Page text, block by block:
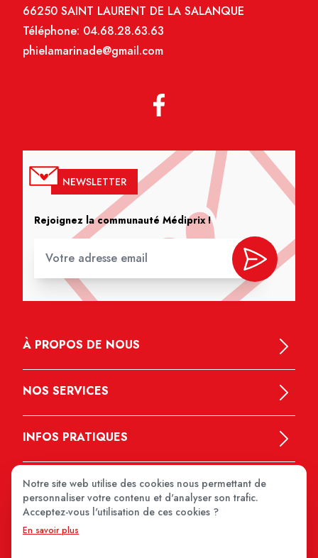
66250 SAINT LAURENT DE LA SALANQUE
Téléphone: 04.68.28.63.63
phielamarinade@gmail.com
NEWSLETTER
Rejoignez la communauté Médiprix !
À PROPOS DE NOUS
NOS SERVICES
INFOS PRATIQUES
Notre site web utilise des cookies nous permettant de
personnaliser votre contenu et d'analyser son trafic.
Acceptez-vous l'utilisation de ces cookies ?
En savoir plus